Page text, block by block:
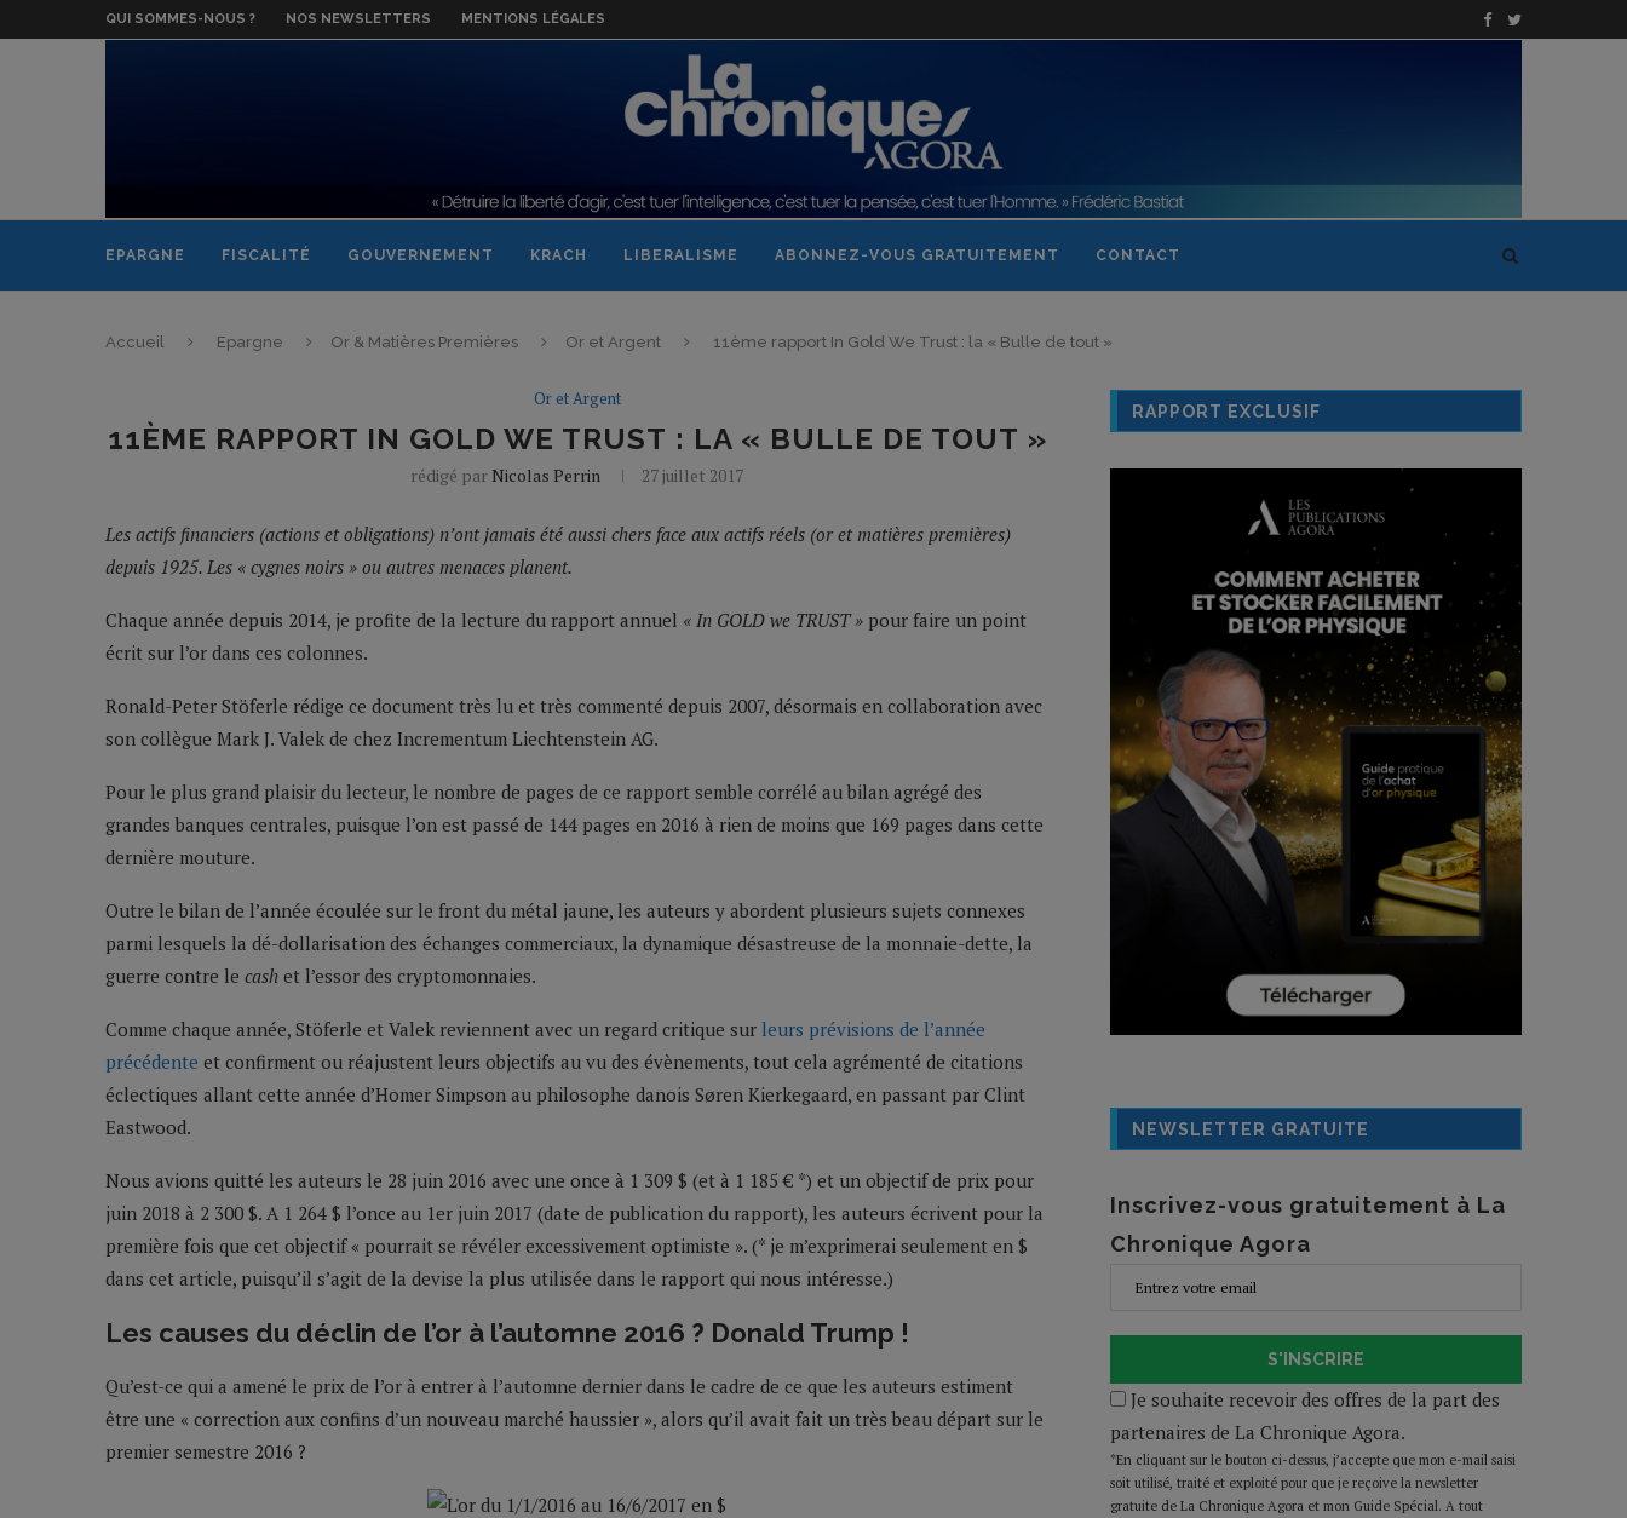
QUI SOMMES-NOUS ? NOS NEWSLETTERS MENTIONS LÉGALES
EPARGNE FISCALITÉ GOUVERNEMENT KRACH LIBERALISME ABONNEZ-VOUS GRATUITEMENT CONTACT
Accueil Epargne Or & Matières Premières Or et Argent 11ème rapport In Gold We Trust : la « Bulle de tout »
Or et Argent
11ÈME RAPPORT IN GOLD WE TRUST : LA « BULLE DE TOUT »
rédigé par Nicolas Perrin 27 juillet 2017
Les actifs financiers (actions et obligations) n’ont jamais été aussi chers face aux actifs réels (or et matières premières)
depuis 1925. Les « cygnes noirs » ou autres menaces planent.
Chaque année depuis 2014, je profite de la lecture du rapport annuel « In GOLD we TRUST » pour faire un point
écrit sur l’or dans ces colonnes.
Ronald-Peter Stöferle rédige ce document très lu et très commenté depuis 2007, désormais en collaboration avec
son collègue Mark J. Valek de chez Incrementum Liechtenstein AG.
Pour le plus grand plaisir du lecteur, le nombre de pages de ce rapport semble corrélé au bilan agrégé des
grandes banques centrales, puisque l’on est passé de 144 pages en 2016 à rien de moins que 169 pages dans cette
dernière mouture.
Outre le bilan de l’année écoulée sur le front du métal jaune, les auteurs y abordent plusieurs sujets connexes
parmi lesquels la dé-dollarisation des échanges commerciaux, la dynamique désastreuse de la monnaie-dette, la
guerre contre le cash et l’essor des cryptomonnaies.
Comme chaque année, Stöferle et Valek reviennent avec un regard critique sur leurs prévisions de l’année
précédente et confirment ou réajustent leurs objectifs au vu des évènements, tout cela agrémenté de citations
éclectiques allant cette année d’Homer Simpson au philosophe danois Søren Kierkegaard, en passant par Clint
Eastwood.
Nous avions quitté les auteurs le 28 juin 2016 avec une once à 1 309 $ (et à 1 185 € *) et un objectif de prix pour
juin 2018 à 2 300 $. A 1 264 $ l’once au 1er juin 2017 (date de publication du rapport), les auteurs écrivent pour la
première fois que cet objectif « pourrait se révéler excessivement optimiste ». (* je m’exprimerai seulement en $
dans cet article, puisqu’il s’agit de la devise la plus utilisée dans le rapport qui nous intéresse.)
Les causes du déclin de l’or à l’automne 2016 ? Donald Trump !
Qu’est-ce qui a amené le prix de l’or à entrer à l’automne dernier dans le cadre de ce que les auteurs estiment
être une « correction aux confins d’un nouveau marché haussier », alors qu’il avait fait un très beau départ sur le
premier semestre 2016 ?
RAPPORT EXCLUSIF
NEWSLETTER GRATUITE
Inscrivez-vous gratuitement à La
Chronique Agora
S'INSCRIRE
Je souhaite recevoir des offres de la part des
partenaires de La Chronique Agora.
*En cliquant sur le bouton ci-dessus, j’accepte que mon e-mail saisi
soit utilisé, traité et exploité pour que je reçoive la newsletter
gratuite de La Chronique Agora et mon Guide Spécial. A tout